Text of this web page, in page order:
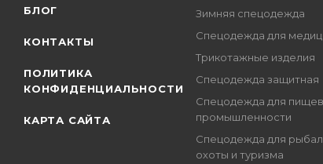
БЛОГ
КОНТАКТЫ
ПОЛИТИКА
КОНФИДЕНЦИАЛЬНОСТИ
КАРТА САЙТА
Зимняя спецодежда
Спецодежда для
Трикотажные изделия
Спецодежда защитная
Спецодежда для
промышленности
Спецодежда для
охоты и туризма